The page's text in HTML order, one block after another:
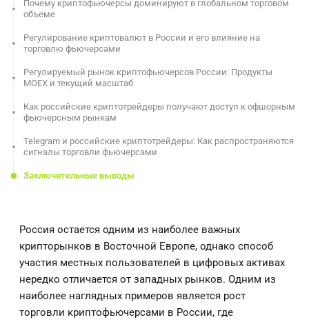
Почему криптофьючерсы доминируют в глобальном торговом
объеме
Регулирование криптовалют в России и его влияние на
торговлю фьючерсами
Регулируемый рынок криптофьючерсов России: Продукты
MOEX и текущий масштаб
Как российские криптотрейдеры получают доступ к офшорным
фьючерсным рынкам
Telegram и российские криптотрейдеры: Как распространяются
сигналы торговли фьючерсами
Заключительные выводы
Россия остается одним из наиболее важных
крипторынков в Восточной Европе, однако способ
участия местных пользователей в цифровых активах
нередко отличается от западных рынков. Одним из
наиболее наглядных примеров является рост
торговли криптофьючерсами в России, где